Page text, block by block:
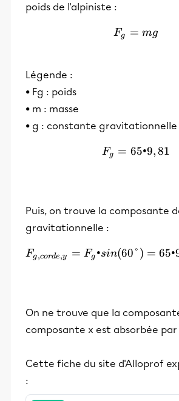
poids de l'alpiniste :
F_g = mg
Fg = mg
Légende :
• Fg : poids
• m : masse
• g : constante gravitationnelle
F_g =
Fg = 65•9,81
Puis, on trouve la composante
gravitationnelle :
Fg,corde,y = Fg •sin(60°) =
On ne trouve que la
composante x est absorbée
Cette fiche du site d'Alloprof
: